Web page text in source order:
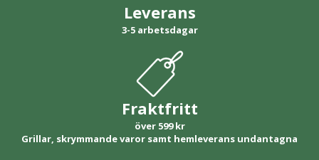
Leverans
3-5 arbetsdagar
Fraktfritt
över 599 kr
Grillar, skrymmande varor samt hemleverans undantagna